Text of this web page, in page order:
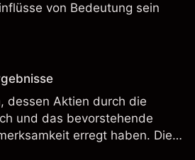
von Bedeutung sein
dessen Aktien durch die
und das bevorstehende
erregt haben. Die
kein verlässlicher Indikator für